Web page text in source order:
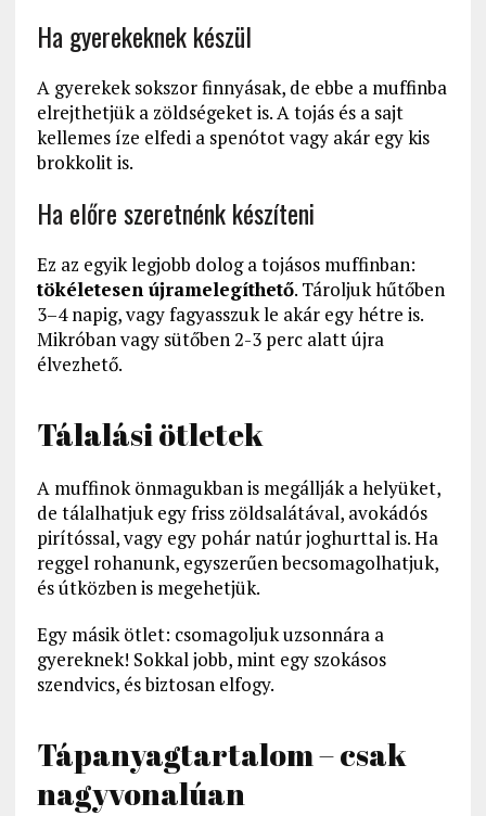
Ha gyerekeknek készül
A gyerekek sokszor finnyásak, de ebbe a muffinba
elrejthetjük a zöldségeket is. A tojás és a sajt
kellemes íze elfedi a spenótot vagy akár egy kis
brokkolit is.
Ha előre szeretnénk készíteni
Ez az egyik legjobb dolog a tojásos muffinban:
tökéletesen újramelegíthető. Tároljuk hűtőben
3–4 napig, vagy fagyasszuk le akár egy hétre is.
Mikróban vagy sütőben 2-3 perc alatt újra
élvezhető.
Tálalási ötletek
A muffinok önmagukban is megállják a helyüket,
de tálalhatjuk egy friss zöldsalátával, avokádós
pirítóssal, vagy egy pohár natúr joghurttal is. Ha
reggel rohanunk, egyszerűen becsomagolhatjuk,
és útközben is megehetjük.
Egy másik ötlet: csomagoljuk uzsonnára a
gyereknek! Sokkal jobb, mint egy szokásos
szendvics, és biztosan elfogy.
Tápanyagtartalom – csak
nagyvonalúan